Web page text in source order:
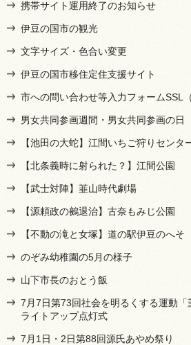
携帯サイト運用終了のお知らせ
伊豆の国市の観光
文字サイズ・色合い変更
伊豆の国市移住定住支援サイト
市への問い合わせ等入力フォームSSL
男女共同参画週間・男女共同参画の日
【池田の大蛇】江間いちご狩りセンタ
【北条義時に射られた？】江間公園
【武士対陣】韮山時代劇場
【源頼政の鵺退治】古奈もみじ公園
【不動の滝と女塚】道の駅伊豆のへそ
のぞみ幼稚園の5月の様子
山下市長のおとう飯
7月7日第73回社会を明るくする運動「
ライトアップ点灯式
7月1日・2日第88回源氏あやめ祭り